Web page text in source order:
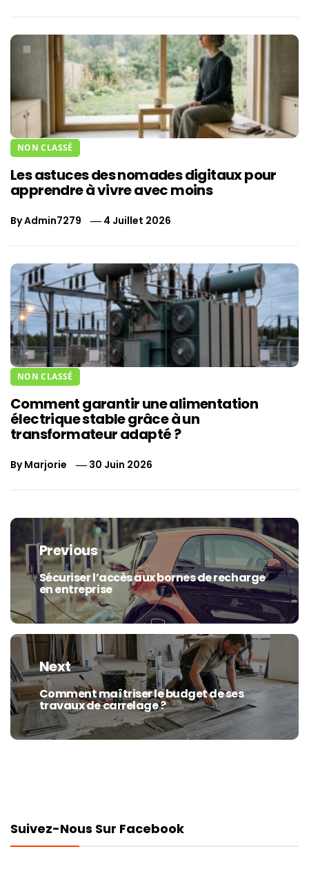
NON CLASSÉ
Les astuces des nomades digitaux pour
apprendre à vivre avec moins
ByAdmin7279 4 Juillet 2026
NON CLASSÉ
Comment garantir une alimentation
électrique stable grâce à un
transformateur adapté ?
ByMarjorie 30 Juin 2026
Navigation
de
l’article
Previous
Previous
post:
Sécuriser l’accès aux bornes de recharge
en entreprise
Next
Next
post:
Comment maîtriser le budget de ses
travaux de carrelage ?
Suivez-Nous Sur Facebook